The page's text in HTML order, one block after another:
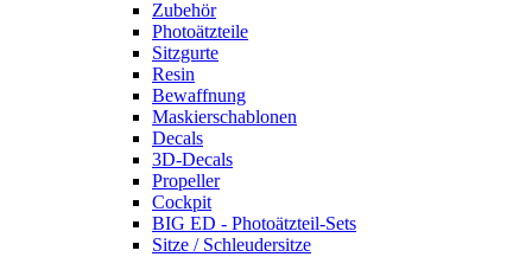
Zubehör
Photoätzteile
Sitzgurte
Resin
Bewaffnung
Maskierschablonen
Decals
3D-Decals
Propeller
Cockpit
BIG ED - Photoätzteil-Sets
Sitze / Schleudersitze